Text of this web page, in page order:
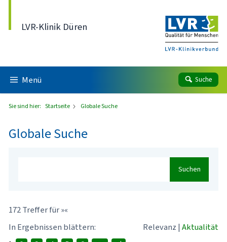
LVR-Klinik Düren
Menü Suche
Sie sind hier: Startseite Globale Suche
Globale Suche
Suchen
172 Treffer für »«
In Ergebnissen blättern:
Relevanz | Aktualität